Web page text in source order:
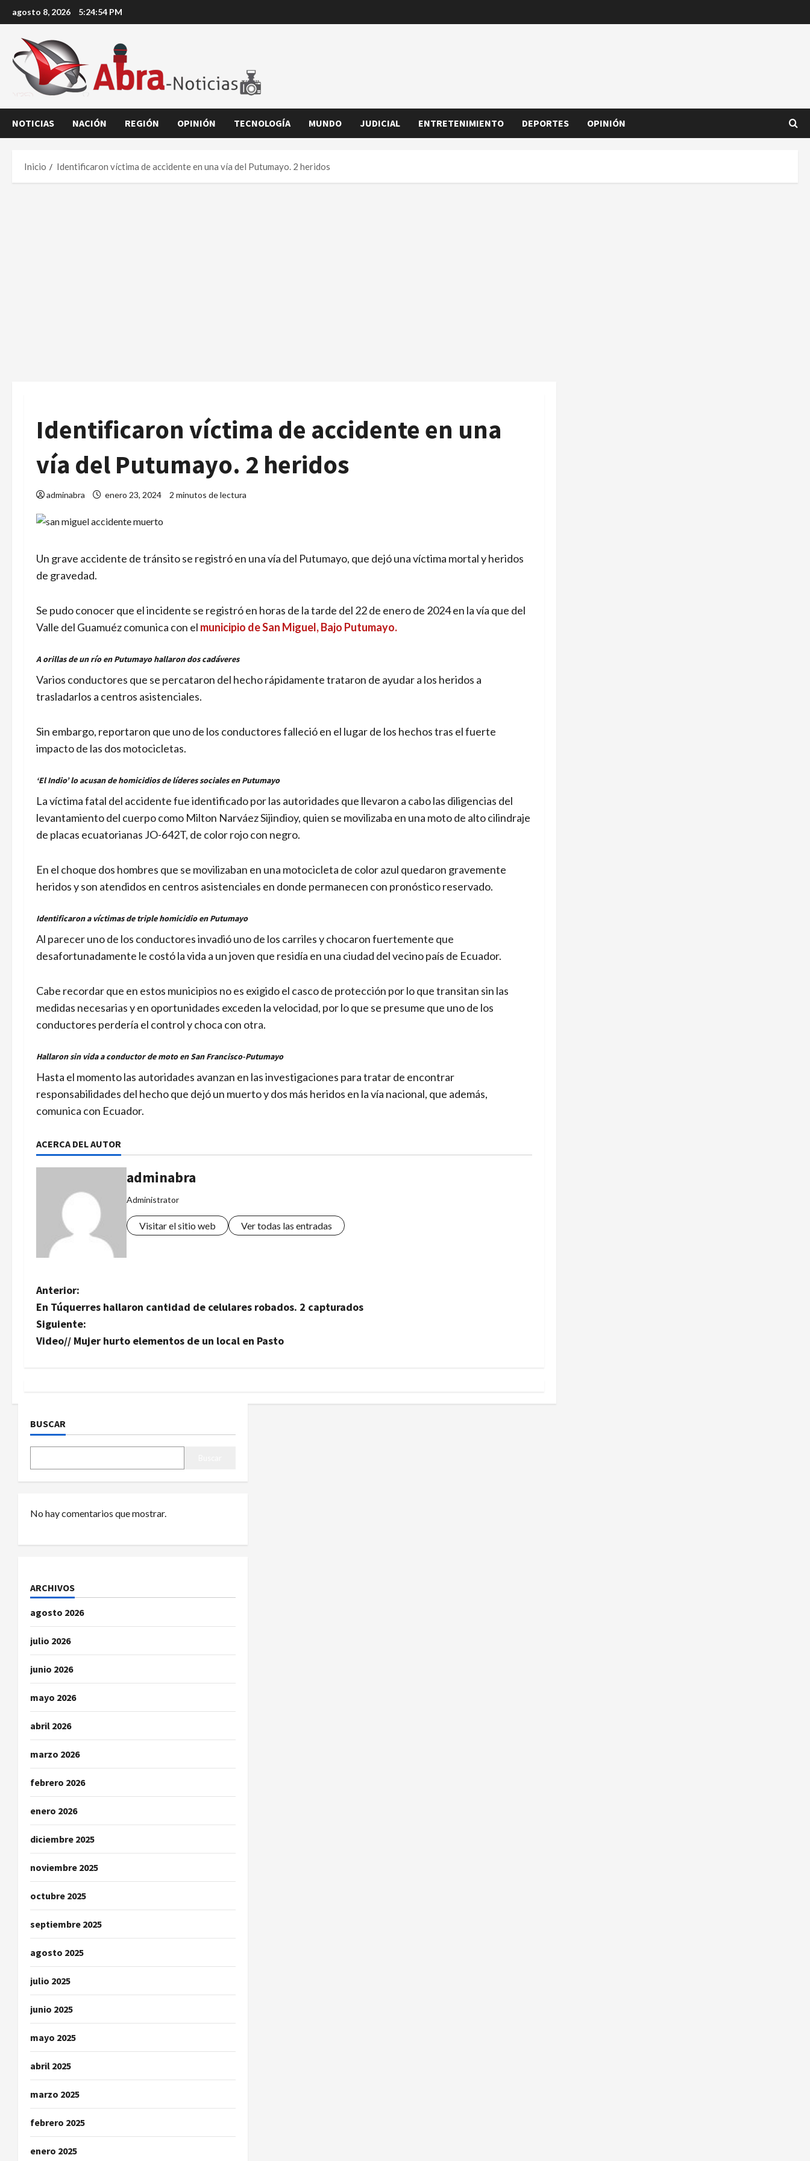
al
contenido
agosto 8, 2026 5:24:54 PM
NOTICIAS NACIÓN REGIÓN OPINIÓN TECNOLOGÍA MUNDO JUDICIAL ENTRETENIMIENTO DEPORTES OPINIÓN
Inicio Identificaron víctima de accidente en una vía del Putumayo. 2 heridos
Identificaron víctima de accidente en una
vía del Putumayo. 2 heridos
adminabra enero 23, 2024 2 minutos de lectura
Un grave accidente de tránsito se registró en una vía del Putumayo, que dejó una víctima mortal y heridos
de gravedad.
Se pudo conocer que el incidente se registró en horas de la tarde del 22 de enero de 2024 en la vía que del
Valle del Guamuéz comunica con el municipio de San Miguel, Bajo Putumayo.
A orillas de un río en Putumayo hallaron dos cadáveres
Varios conductores que se percataron del hecho rápidamente trataron de ayudar a los heridos a
trasladarlos a centros asistenciales.
Sin embargo, reportaron que uno de los conductores falleció en el lugar de los hechos tras el fuerte
impacto de las dos motocicletas.
‘El Indio’ lo acusan de homicidios de líderes sociales en Putumayo
La víctima fatal del accidente fue identificado por las autoridades que llevaron a cabo las diligencias del
levantamiento del cuerpo como Milton Narváez Sijindioy, quien se movilizaba en una moto de alto cilindraje
de placas ecuatorianas JO-642T, de color rojo con negro.
En el choque dos hombres que se movilizaban en una motocicleta de color azul quedaron gravemente
heridos y son atendidos en centros asistenciales en donde permanecen con pronóstico reservado.
Identificaron a víctimas de triple homicidio en Putumayo
Al parecer uno de los conductores invadió uno de los carriles y chocaron fuertemente que
desafortunadamente le costó la vida a un joven que residía en una ciudad del vecino país de Ecuador.
Cabe recordar que en estos municipios no es exigido el casco de protección por lo que transitan sin las
medidas necesarias y en oportunidades exceden la velocidad, por lo que se presume que uno de los
conductores perdería el control y choca con otra.
Hallaron sin vida a conductor de moto en San Francisco-Putumayo
Hasta el momento las autoridades avanzan en las investigaciones para tratar de encontrar
responsabilidades del hecho que dejó un muerto y dos más heridos en la vía nacional, que además,
comunica con Ecuador.
ACERCA DEL AUTOR
adminabra
Administrator
Visitar el sitio web Ver todas las entradas
N
a
v
a
c
i
n
d
e
n
t
r
a
d
a
s
Anterior:
En Túquerres hallaron cantidad de celulares robados. 2 capturados
Siguiente:
Video// Mujer hurto elementos de un local en Pasto
BUSCAR
No hay comentarios que mostrar.
ARCHIVOS
agosto 2026
julio 2026
junio 2026
mayo 2026
abril 2026
marzo 2026
febrero 2026
enero 2026
diciembre 2025
noviembre 2025
octubre 2025
septiembre 2025
agosto 2025
julio 2025
junio 2025
mayo 2025
abril 2025
marzo 2025
febrero 2025
enero 2025